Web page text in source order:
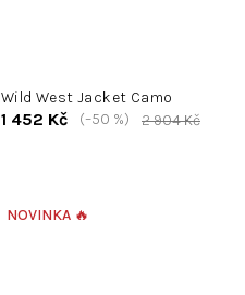
Wild West Jacket Camo
1 452 Kč 2 904 Kč
(–50 %)
NOVINKA 🔥